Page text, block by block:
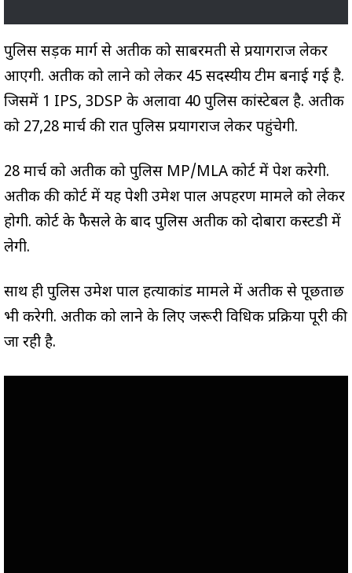
पुलिस सड़क मार्ग से अतीक को साबरमती से प्रयागराज लेकर
आएगी. अतीक को लाने को लेकर 45 सदस्यीय टीम बनाई गई है.
जिसमें 1 IPS, 3DSP के अलावा 40 पुलिस कांस्टेबल है. अतीक
को 27,28 मार्च की रात पुलिस प्रयागराज लेकर पहुंचेगी.
28 मार्च को अतीक को पुलिस MP/MLA कोर्ट में पेश करेगी.
अतीक की कोर्ट में यह पेशी उमेश पाल अपहरण मामले को लेकर
होगी. कोर्ट के फैसले के बाद पुलिस अतीक को दोबारा कस्टडी में
लेगी.
साथ ही पुलिस उमेश पाल हत्याकांड मामले में अतीक से पूछताछ
भी करेगी. अतीक को लाने के लिए जरूरी विधिक प्रक्रिया पूरी की
जा रही है.